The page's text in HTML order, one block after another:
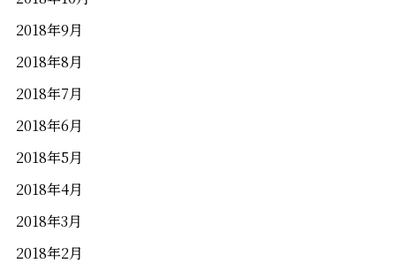
2018年9月
2018年8月
2018年7月
2018年6月
2018年5月
2018年4月
2018年3月
2018年2月